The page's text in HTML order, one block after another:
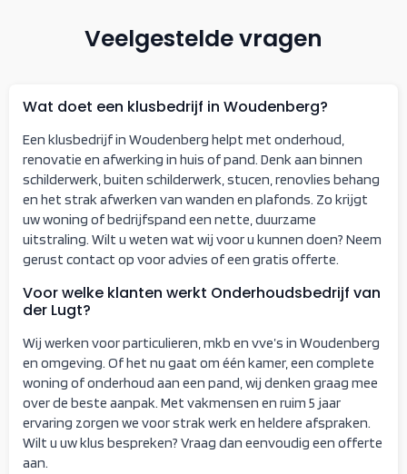
Veelgestelde vragen
Wat doet een klusbedrijf in Woudenberg?
Een klusbedrijf in Woudenberg helpt met onderhoud,
renovatie en afwerking in huis of pand. Denk aan binnen
schilderwerk, buiten schilderwerk, stucen, renovlies behang
en het strak afwerken van wanden en plafonds. Zo krijgt
uw woning of bedrijfspand een nette, duurzame
uitstraling. Wilt u weten wat wij voor u kunnen doen? Neem
gerust contact op voor advies of een gratis offerte.
Voor welke klanten werkt Onderhoudsbedrijf van
der Lugt?
Wij werken voor particulieren, mkb en vve’s in Woudenberg
en omgeving. Of het nu gaat om één kamer, een complete
woning of onderhoud aan een pand, wij denken graag mee
over de beste aanpak. Met vakmensen en ruim 5 jaar
ervaring zorgen we voor strak werk en heldere afspraken.
Wilt u uw klus bespreken? Vraag dan eenvoudig een offerte
aan.